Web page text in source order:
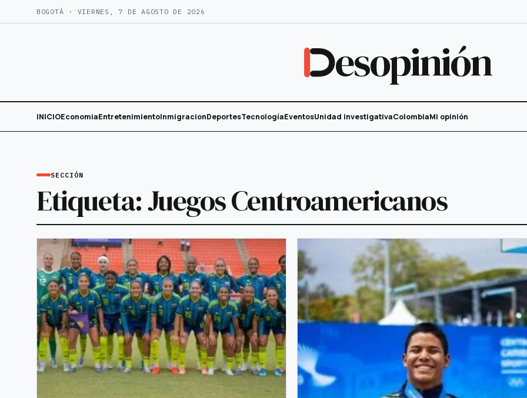
al
BOGOTÁ · VIERNES, 7 DE AGOSTO DE 2026
esopinión
INICIOEconomiaEntretenimientoInmigracionDeportesTecnologíaEventosUnidad investigativaColombiaMi opinión
SECCIÓN
Etiqueta:Juegos Centroamericanos